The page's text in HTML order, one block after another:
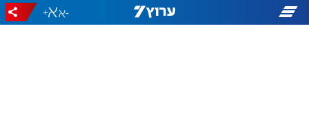
-
+